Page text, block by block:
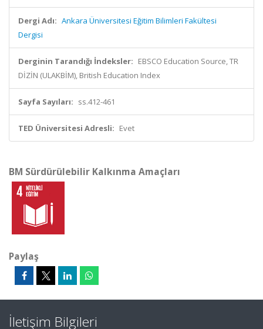
Dergi Adı: Ankara Üniversitesi Eğitim Bilimleri Fakültesi
Dergisi
Derginin Tarandığı İndeksler: EBSCO Education Source, TR
DİZİN (ULAKBİM), British Education Index
Sayfa Sayıları: ss.412-461
TED Üniversitesi Adresli: Evet
BM Sürdürülebilir Kalkınma Amaçları
Paylaş
İletişim Bilgileri